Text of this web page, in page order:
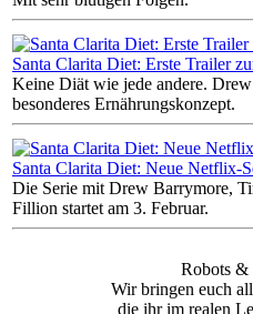
Santa Clarita Diet: Erste Trailer
Keine Diät wie jede andere.
besonderes Ernährungskonzept.
Santa Clarita Diet: Neue Netflix-
Die Serie mit Drew Barrymore,
Fillion startet am 3. Februar.
Robots &
Wir bringen euch
die ihr im realen